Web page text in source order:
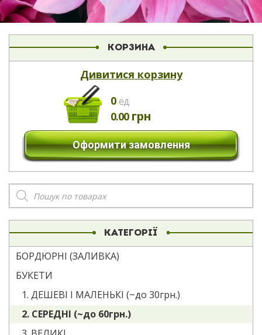
КОРЗИНА
Дивитися корзину
0eд.
0.00 грн
Оформити замовлення
Пошук
товарів
КАТЕГОРІЇ
БОРДЮРНІ (ЗАЛИВКА)
БУКЕТИ
1. ДЕШЕВІ І МАЛЕНЬКІ (~до 30грн.)
2. СЕРЕДНІ (~до 60грн.)